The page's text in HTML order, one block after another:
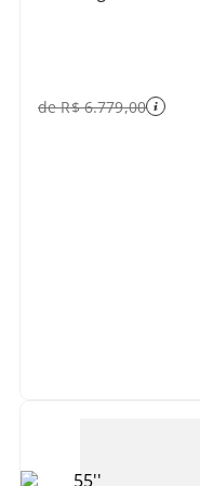
deR$ 6.779,00